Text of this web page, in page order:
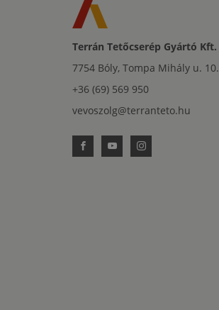
Terrán Tetőcserép Gyártó Kft.
7754 Bóly, Tompa Mihály u. 10.
+36 (69) 569 950
vevoszolg@terranteto.hu